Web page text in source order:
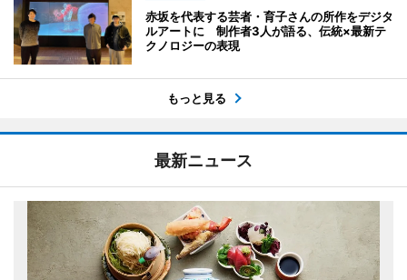
赤坂を代表する芸者・育子さんの所作をデジタ
ルアートに 制作者3人が語る、伝統×最新テ
クノロジーの表現
もっと見る
最新ニュース